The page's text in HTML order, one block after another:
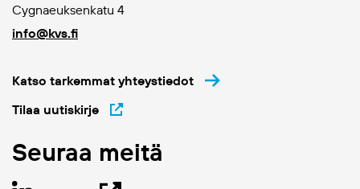
Cygnaeuksenkatu 4
info@kvs.fi
Katso tarkemmat yhteystiedot
Tilaa uutiskirje
Seuraa meitä